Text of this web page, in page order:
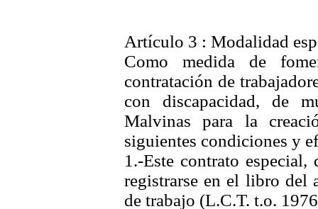
Artículo 3 : Modalidad
Como medida de
contratación de
con discapacidad, de
Malvinas para la
siguientes condiciones y
1.-Este contrato especial,
registrarse en el libro del
de trabajo (L.C.T. t.o.